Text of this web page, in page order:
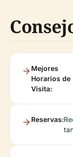
Mejores
Horarios de
Visita:
Reservas: